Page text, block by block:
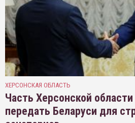
ХЕРСОНСКАЯ ОБЛАСТЬ
Часть Херсонской
передать Беларуси для